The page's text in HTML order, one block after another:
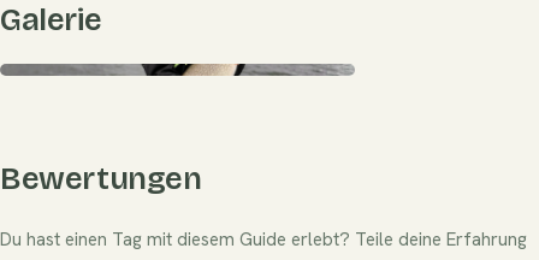
Galerie
Bewertungen
Du hast einen Tag mit diesem Guide erlebt? Teile deine Erfahrung